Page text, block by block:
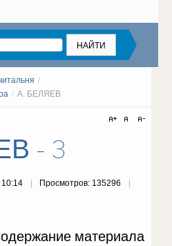
/
/ А. БЕЛЯЕВ
- 3
10:14 Просмотров: 135296
материала